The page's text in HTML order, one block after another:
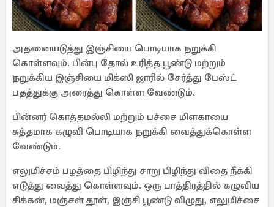
அதனையடுத்து இஞ்சியை பொடியாக நறுக்கி
கொள்ளவும். பின்பு தோல் உரித்த பூண்டு மற்றும்
நறுக்கிய இஞ்சியை மிக்ஸி ஜாரில் சேர்த்து பேஸ்ட்
பதத்துக்கு அரைத்து கொள்ள வேண்டும்.
பின்னர் கொத்தமல்லி மற்றும் பச்சை மிளகாயை
சுத்தமாக கழுவி பொடியாக நறுக்கி வைத்துக்கொள்ள
வேண்டும்.
எலுமிச்சம் பழத்தை பிழிந்து சாறு பிழிந்து விதை நீக்கி
எடுத்து வைத்து கொள்ளவும். ஒரு பாத்திரத்தில் கழுவிய
சிக்கன், மஞ்சள் தூள், இஞ்சி பூண்டு விழுது, எலுமிச்சை